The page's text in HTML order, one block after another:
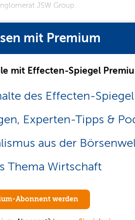
JSW Group.
mit Premium
mit Effecten-Spiegel
des Effecten-Spiegel
Experten-Tipps &
aus der
Thema Wirtschaft
Abonnent werden